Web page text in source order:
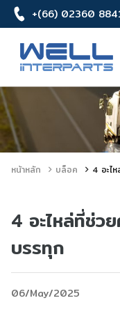
+(66) 02360
หน้าหลัก บล็อค 4 อะไ
4 อะไหล่ที่ช่ว
บรรทุก
06/May/2025